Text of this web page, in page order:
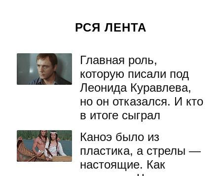
РСЯ ЛЕНТА
Главная роль,
которую писали под
Леонида Куравлева,
но он отказался. И кто
в итоге сыграл
Каноэ было из
пластика, а стрелы —
настоящие. Как